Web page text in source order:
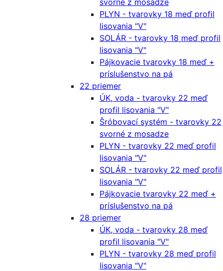
PLYN - tvarovky 18 meď profil
lisovania "V"
SOLÁR - tvarovky 18 meď profil
lisovania "V"
Pájkovacie tvarovky 18 meď +
príslušenstvo na pá
22 priemer
ÚK, voda - tvarovky 22 meď
profil lisovania "V"
Šróbovací systém - tvarovky 22
svorné z mosadze
PLYN - tvarovky 22 meď profil
lisovania "V"
SOLÁR - tvarovky 22 meď profil
lisovania "V"
Pájkovacie tvarovky 22 meď +
príslušenstvo na pá
28 priemer
ÚK, voda - tvarovky 28 meď
profil lisovania "V"
PLYN - tvarovky 28 meď profil
lisovania "V"